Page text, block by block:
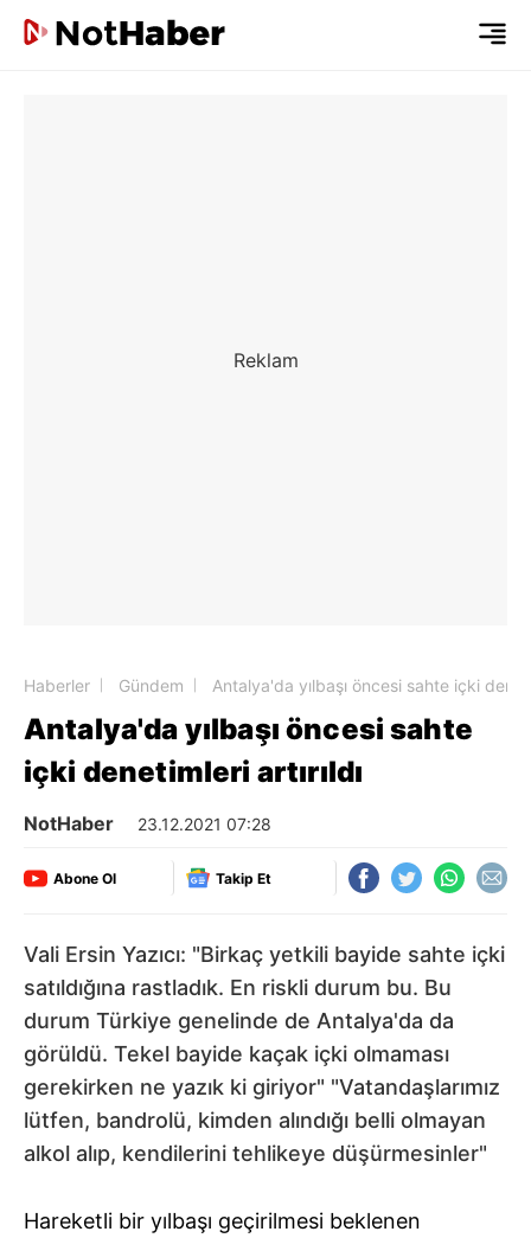
Haberler Gündem Antalya'da yılbaşı öncesi sahte içki
Antalya'da yılbaşı öncesi sahte
içki denetimleri artırıldı
NotHaber 23.12.2021 07:28
Abone Ol Takip Et
Vali Ersin Yazıcı: "Birkaç yetkili bayide sahte içki
satıldığına rastladık. En riskli durum bu. Bu
durum Türkiye genelinde de Antalya'da da
görüldü. Tekel bayide kaçak içki olmaması
gerekirken ne yazık ki giriyor" "Vatandaşlarımız
lütfen, bandrolü, kimden alındığı belli olmayan
alkol alıp, kendilerini tehlikeye düşürmesinler"
Hareketli bir yılbaşı geçirilmesi beklenen